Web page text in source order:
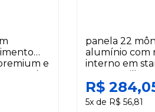
e
4,5 l
panela 22
alumínio com
interno em
externo
3,5 l
R$
5x de R$ 56,81